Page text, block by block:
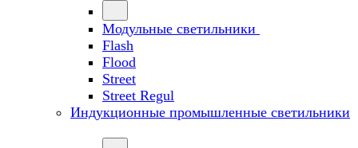
Модульные светильники
Flash
Flood
Street
Street Regul
Индукционные промышленные светильники